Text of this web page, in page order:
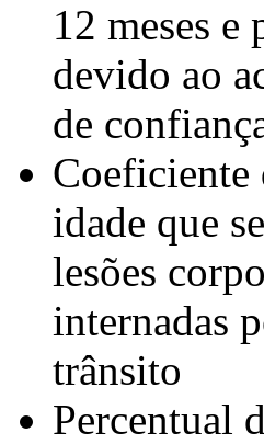
12 meses e
devido ao
de
Coeficiente
idade que
lesões
internadas
trânsito
Percentual